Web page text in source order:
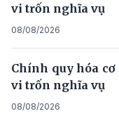
vi trốn nghĩa vụ
08/08/2026
Chính quy hóa
vi trốn nghĩa vụ
08/08/2026